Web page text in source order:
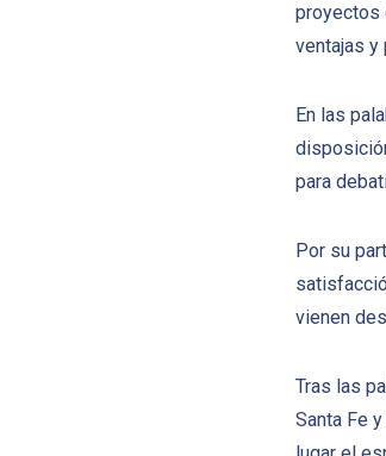
proyectos
ventajas y
En las
para
Por su
vienen
Tras las
Santa Fe